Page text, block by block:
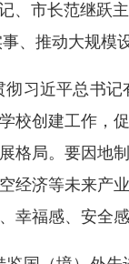
市长范继跃主
、推动大规模
近平总书记
校创建工作，
格局。要因地
经济等未来产
幸福感、安全